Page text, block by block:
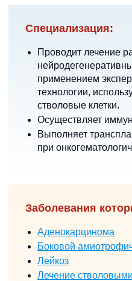
Специализация:
Проводит лечение
применением
технологии,
стволовые клетки.
Осуществляет
Выполняет
при
Заболевания
Аденокарцинома
Боковой
Лейкоз
Лечение